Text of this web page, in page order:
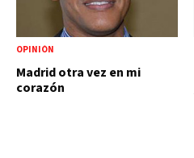
OPINIÓN
Madrid otra vez en mi
corazón